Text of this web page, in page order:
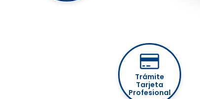
Trámite
Tarjeta
Profesional